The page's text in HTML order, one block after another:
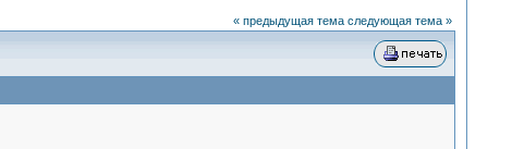
« предыдущая тема следующая тема »